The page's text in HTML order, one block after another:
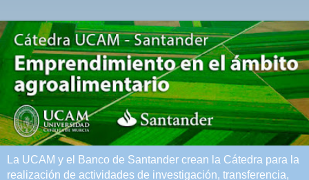
La UCAM y el Banco de Santander crean la Cátedra para la
realización de actividades de investigación, transferencia,